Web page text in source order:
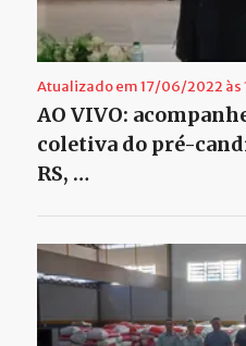
Atualizado em 17/06/2022 às
AO VIVO:
coletiva do pré-
RS, …